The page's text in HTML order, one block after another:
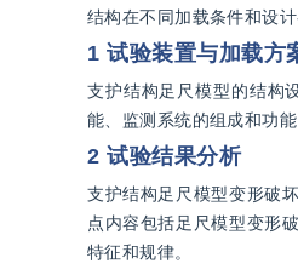
结构在不同加载条件和设
1 试验装置与加载方
支护结构足尺模型的结构
能、监测系统的组成和功
2 试验结果分析
支护结构足尺模型变形破
点内容包括足尺模型变形
特征和规律。